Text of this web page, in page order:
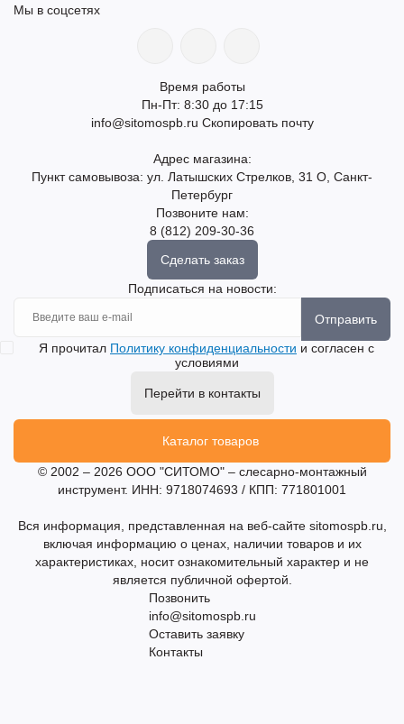
Мы в соцсетях
Время работы
Пн-Пт: 8:30 до 17:15
info@sitomospb.ru Скопировать почту
Адрес магазина:
Пункт самовывоза: ул. Латышских Стрелков, 31 О, Санкт-
Петербург
Позвоните нам:
8 (812) 209-30-36
Сделать заказ
Подписаться на новости:
Отправить
Я прочитал Политику конфиденциальности и согласен с
условиями
Перейти в контакты
Каталог товаров
© 2002 – 2026 ООО "СИТОМО" – слесарно-монтажный
инструмент. ИНН: 9718074693 / КПП: 771801001
Вся информация, представленная на веб-сайте sitomospb.ru,
включая информацию о ценах, наличии товаров и их
характеристиках, носит ознакомительный характер и не
является публичной офертой.
Позвонить
info@sitomospb.ru
Оставить заявку
Контакты